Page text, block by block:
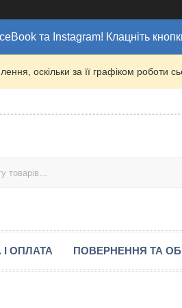
та Instagram! Клацніть
оскільки за її графіком роботи
ОПЛАТА ПОВЕРНЕННЯ ТА